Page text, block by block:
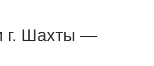
Афиша
г. Шахты —